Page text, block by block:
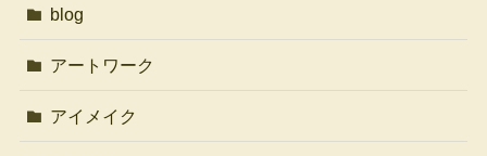
blog
アートワーク
アイメイク